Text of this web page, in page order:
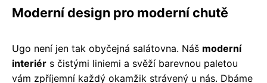
Moderní design pro moderní chutě
Ugo není jen tak obyčejná salátovna. Náš moderní
interiér s čistými liniemi a svěží barevnou paletou
vám zpříjemní každý okamžik strávený u nás. Dbáme